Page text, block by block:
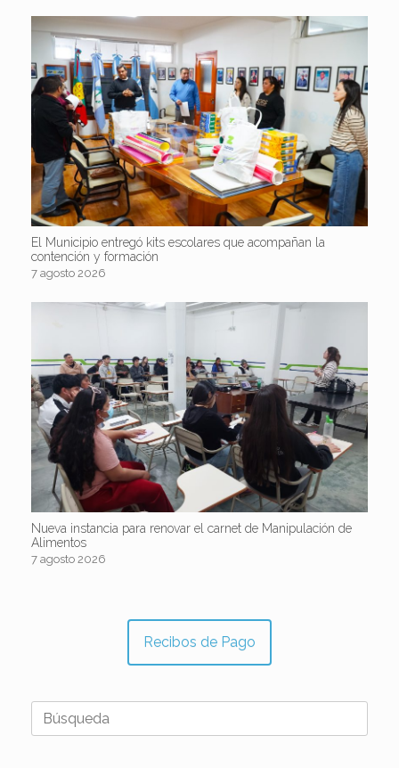
El Municipio entregó kits escolares que acompañan la
contención y formación
7 agosto 2026
Nueva instancia para renovar el carnet de Manipulación de
Alimentos
7 agosto 2026
Recibos de Pago
Buscar: